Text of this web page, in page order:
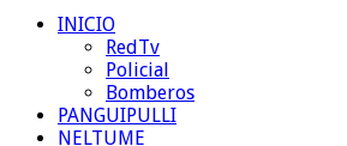
INICIO
RedTv
Policial
Bomberos
PANGUIPULLI
NELTUME